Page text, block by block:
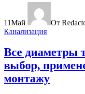
11Май От
Канализация
Все диаметры
выбор,
монтажу